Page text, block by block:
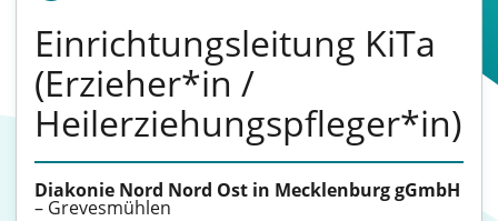
Einrichtungsleitung KiTa
(Erzieher*in /
Heilerziehungspfleger*in)
Diakonie Nord Nord Ost in Mecklenburg gGmbH
– Grevesmühlen